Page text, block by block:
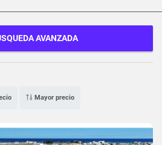
AVANZADA
Mayor precio